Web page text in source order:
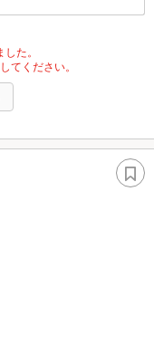
た。
てください。